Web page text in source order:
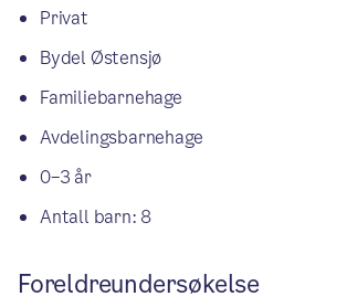
Privat
Bydel Østensjø
Familiebarnehage
Avdelingsbarnehage
0–3 år
Antall barn: 8
Foreldreundersøkelse